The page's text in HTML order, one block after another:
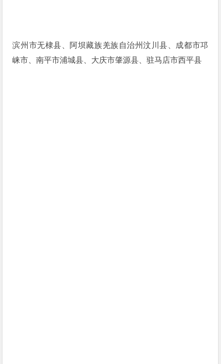
滨州市无棣县、阿坝藏族羌族自治州汶川县、成都市邛
崃市、南平市浦城县、大庆市肇源县、驻马店市西平县